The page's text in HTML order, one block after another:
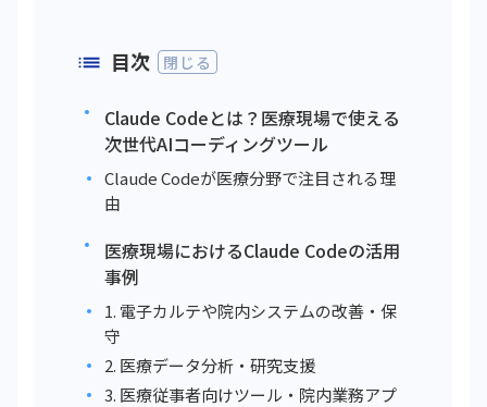
閉じる
目次
Claude Codeとは？医療現場で使える
次世代AIコーディングツール
Claude Codeが医療分野で注目される理
由
医療現場におけるClaude Codeの活用
事例
1. 電子カルテや院内システムの改善・保
守
2. 医療データ分析・研究支援
3. 医療従事者向けツール・院内業務アプ